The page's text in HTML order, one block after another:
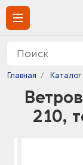
Главная Каталог
210,